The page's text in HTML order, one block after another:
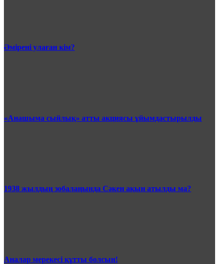
Әмірені улаған кім?
«Анашыма сыйлық» атты акциясы ұйымдастырылды
1938 жылдың зобалаңында Сәкен ақын атылды ма?
Аналар мерекесі құтты болсын!